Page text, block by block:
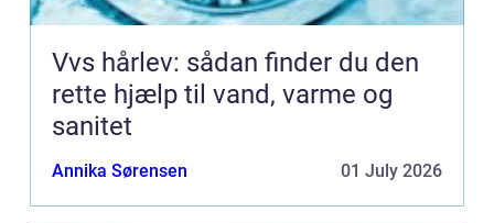
Vvs hårlev: sådan finder du den
rette hjælp til vand, varme og
sanitet
Annika Sørensen 01 July 2026